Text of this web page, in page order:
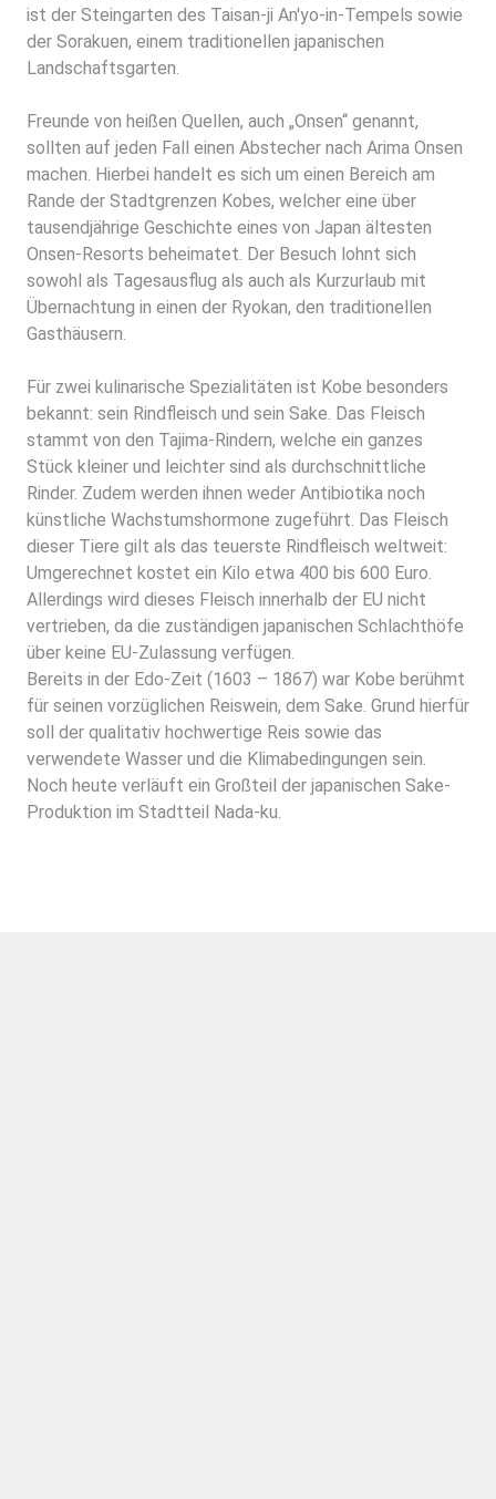
ist der Steingarten des Taisan-ji An'yo-in-Tempels sowie
der Sorakuen, einem traditionellen japanischen
Landschaftsgarten.
Freunde von heißen Quellen, auch „Onsen“ genannt,
sollten auf jeden Fall einen Abstecher nach Arima Onsen
machen. Hierbei handelt es sich um einen Bereich am
Rande der Stadtgrenzen Kobes, welcher eine über
tausendjährige Geschichte eines von Japan ältesten
Onsen-Resorts beheimatet. Der Besuch lohnt sich
sowohl als Tagesausflug als auch als Kurzurlaub mit
Übernachtung in einen der Ryokan, den traditionellen
Gasthäusern.
Für zwei kulinarische Spezialitäten ist Kobe besonders
bekannt: sein Rindfleisch und sein Sake. Das Fleisch
stammt von den Tajima-Rindern, welche ein ganzes
Stück kleiner und leichter sind als durchschnittliche
Rinder. Zudem werden ihnen weder Antibiotika noch
künstliche Wachstumshormone zugeführt. Das Fleisch
dieser Tiere gilt als das teuerste Rindfleisch weltweit:
Umgerechnet kostet ein Kilo etwa 400 bis 600 Euro.
Allerdings wird dieses Fleisch innerhalb der EU nicht
vertrieben, da die zuständigen japanischen Schlachthöfe
über keine EU-Zulassung verfügen.
Bereits in der Edo-Zeit (1603 – 1867) war Kobe berühmt
für seinen vorzüglichen Reiswein, dem Sake. Grund hierfür
soll der qualitativ hochwertige Reis sowie das
verwendete Wasser und die Klimabedingungen sein.
Noch heute verläuft ein Großteil der japanischen Sake-
Produktion im Stadtteil Nada-ku.